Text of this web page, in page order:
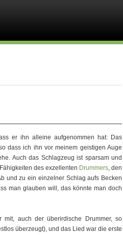
er ihn alleine aufgenommen hat: Das
dass ich ihn vor meinem geistigen Auge
Auch das Schlagzeug ist sparsam und
des exzellenten Drummers, den
und zu ein einzelner Schlag aufs Becken
man glauben will, das könnte man doch
mit, auch der überirdische Drummer, so
überzeugt), und das Lied war die erste